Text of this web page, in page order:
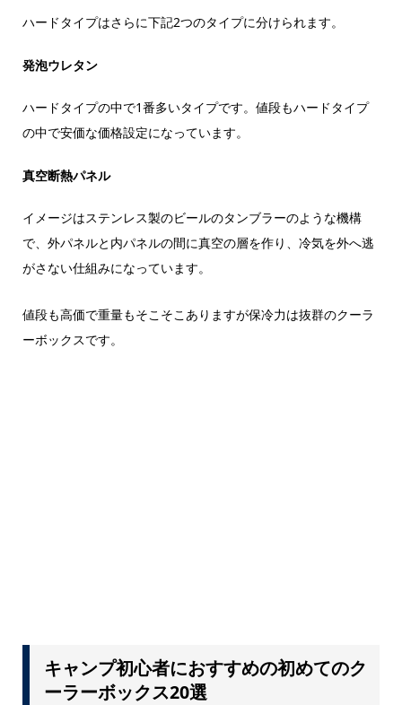
ハードタイプはさらに下記2つのタイプに分けられます。
発泡ウレタン
ハードタイプの中で1番多いタイプです。値段もハードタイプ
の中で安価な価格設定になっています。
真空断熱パネル
イメージはステンレス製のビールのタンブラーのような機構
で、外パネルと内パネルの間に真空の層を作り、冷気を外へ逃
がさない仕組みになっています。
値段も高価で重量もそこそこありますが保冷力は抜群のクーラ
ーボックスです。
キャンプ初心者におすすめの初めてのク
ーラーボックス20選